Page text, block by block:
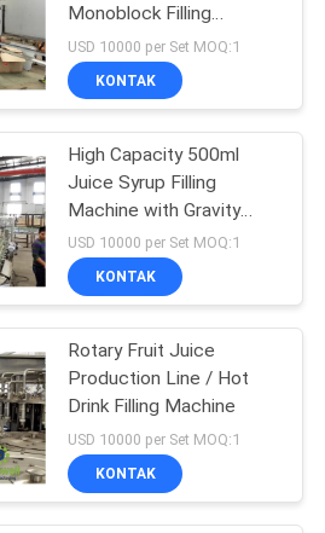
Monoblock Filling
Machine
USD 10000 per Set MOQ:1
KONTAK
High Capacity 500ml
Juice Syrup Filling
Machine with Gravity
Filling
USD 10000 per Set MOQ:1
KONTAK
Rotary Fruit Juice
Production Line / Hot
Drink Filling Machine
USD 10000 per Set MOQ:1
KONTAK